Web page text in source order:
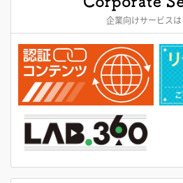
企業向けサービスは